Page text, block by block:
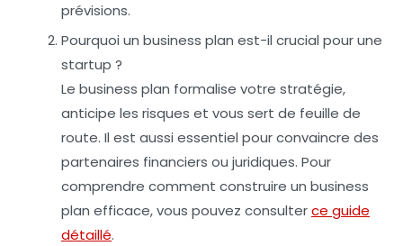
prévisions.
Pourquoi un business plan est-il crucial pour une
startup ?
Le business plan formalise votre stratégie,
anticipe les risques et vous sert de feuille de
route. Il est aussi essentiel pour convaincre des
partenaires financiers ou juridiques. Pour
comprendre comment construire un business
plan efficace, vous pouvez consulterce guide
détaillé.